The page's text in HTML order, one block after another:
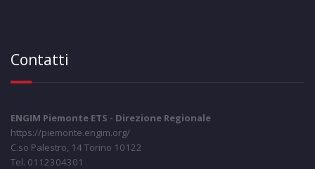
Contatti
ENGIM Piemonte ETS - Direzione Regionale
https://piemonte.engim.org/
C.so Palestro, 14 Torino 10122
Tel. 0112304301